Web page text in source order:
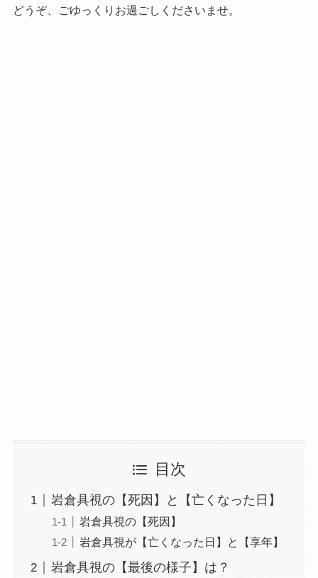
どうぞ、ごゆっくりお過ごしくださいませ。
目次
岩倉具視の【死因】と【亡くなった日】
岩倉具視の【死因】
岩倉具視が【亡くなった日】と【享年】
岩倉具視の【最後の様子】は？